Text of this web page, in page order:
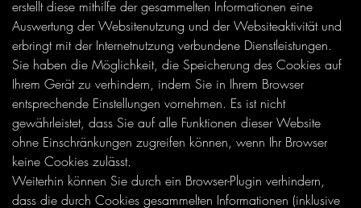
erstellt diese mithilfe der gesammelten Informationen eine
Auswertung der Websitenutzung und der Websiteaktivität und
erbringt mit der Internetnutzung verbundene Dienstleistungen.
Sie haben die Möglichkeit, die Speicherung des Cookies auf
Ihrem Gerät zu verhindern, indem Sie in Ihrem Browser
entsprechende Einstellungen vornehmen. Es ist nicht
gewährleistet, dass Sie auf alle Funktionen dieser Website
ohne Einschränkungen zugreifen können, wenn Ihr Browser
keine Cookies zulässt.
Weiterhin können Sie durch ein Browser-Plugin verhindern,
dass die durch Cookies gesammelten Informationen (inklusive